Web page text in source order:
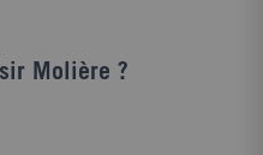
Molière ?